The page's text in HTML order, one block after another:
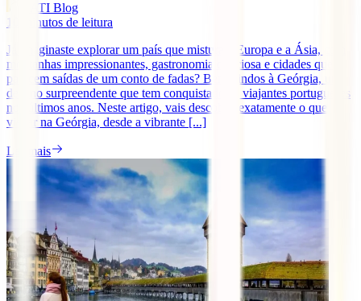
IATI Blog
10
minutos de leitura
Já imaginaste explorar um país que mistura a Europa e a Ásia, com
montanhas impressionantes, gastronomia deliciosa e cidades que
parecem saídas de um conto de fadas? Bem-vindos à Geórgia, um
destino surpreendente que tem conquistado os viajantes portugueses
nos últimos anos. Neste artigo, vais descobrir exatamente o que
visitar na Geórgia, desde a vibrante [...]
Ler mais